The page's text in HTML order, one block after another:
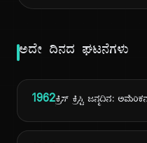
ಅದೇ ದಿನದ ಘಟನೆಗಳು
1962ಕ್ರಿಸ್ ಕ್ರಿಸ್ಟಿ ಜನ್ಮದಿನ: